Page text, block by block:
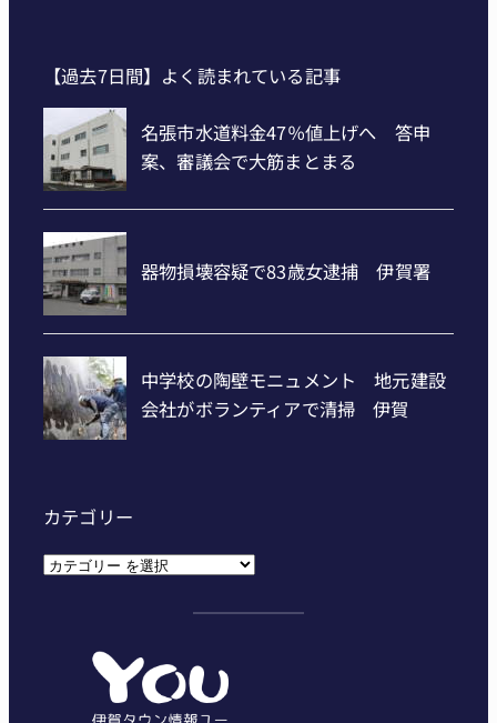
【過去7日間】よく読まれている記事
カテゴリー
カ